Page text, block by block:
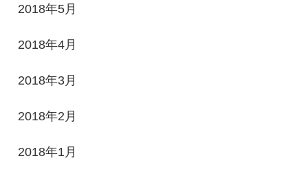
2018年5月
2018年4月
2018年3月
2018年2月
2018年1月